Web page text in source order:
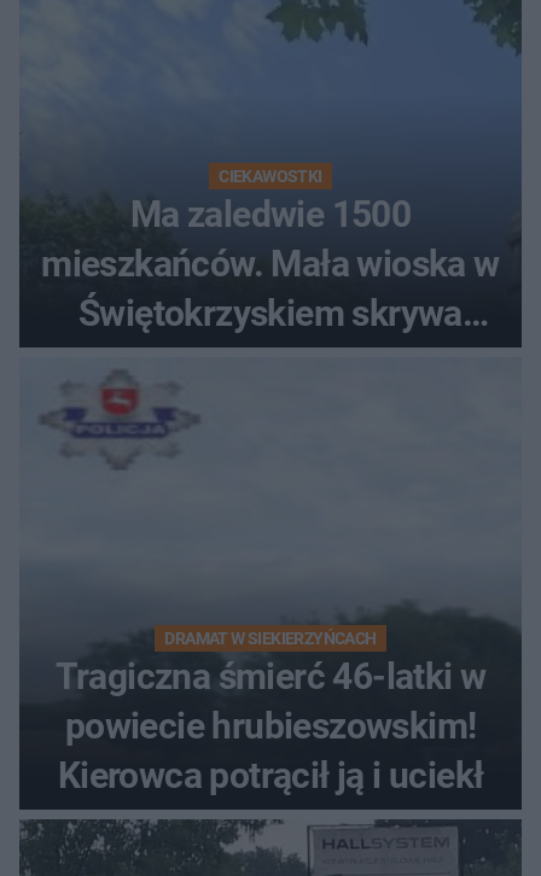
CIEKAWOSTKI
Ma zaledwie 1500
mieszkańców. Mała wioska w
Świętokrzyskiem skrywa
zabytki, bywał tu nawet król
DRAMAT W SIEKIERZYŃCACH
Tragiczna śmierć 46-latki w
powiecie hrubieszowskim!
Kierowca potrącił ją i uciekł